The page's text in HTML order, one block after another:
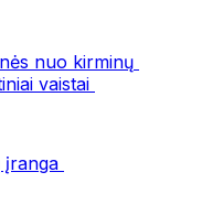
nuo kirminų
vaistai
įranga